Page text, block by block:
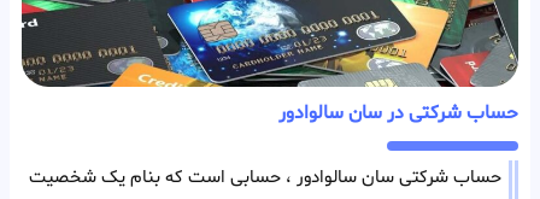
حساب شرکتی در سان سالوادور
حساب شرکتی سان سالوادور ، حسابی است که بنام یک شخصیت